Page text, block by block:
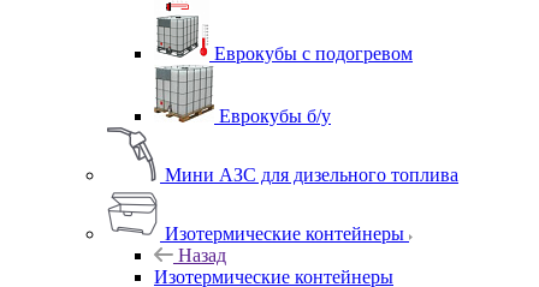
Еврокубы с подогревом
Еврокубы б/у
Мини АЗС для дизельного топлива
Изотермические контейнеры
Назад
Изотермические контейнеры